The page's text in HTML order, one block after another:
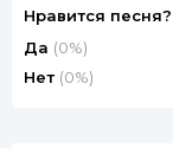
Нравится песня?
Да (0%)
Нет (0%)